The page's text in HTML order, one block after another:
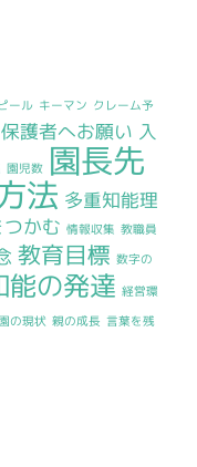
ール キーマン クレーム予
保護者へお願い 入
園児数 園長先
法 多重知能理
かむ 情報収集 教職員
教育目標 数字の
能の発達 経営環
の現状 親の成長 言葉を残